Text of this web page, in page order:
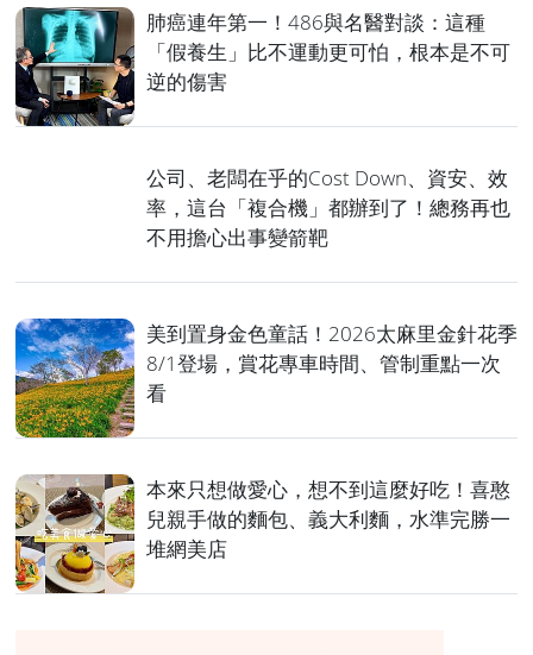
肺癌連年第一！486與名醫對談：這種
「假養生」比不運動更可怕，根本是不可
逆的傷害
公司、老闆在乎的Cost Down、資安、效
率，這台「複合機」都辦到了！總務再也
不用擔心出事變箭靶
美到置身金色童話！2026太麻里金針花季
8/1登場，賞花專車時間、管制重點一次
看
本來只想做愛心，想不到這麼好吃！喜憨
兒親手做的麵包、義大利麵，水準完勝一
堆網美店